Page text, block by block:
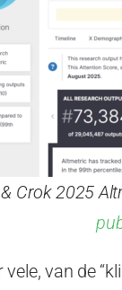
Crok 2025
van de